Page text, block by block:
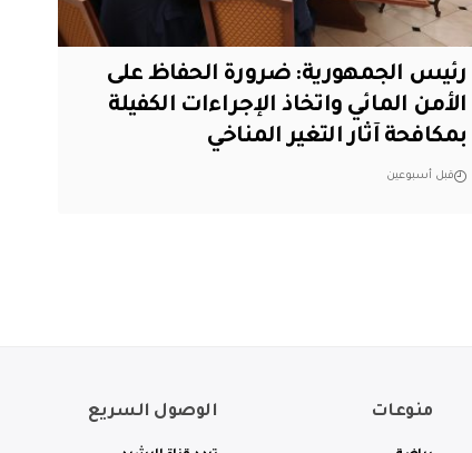
رئيس الجمهورية: ضرورة الحفاظ على
الأمن المائي واتخاذ الإجراءات الكفيلة
بمكافحة آثار التغير المناخي
قبل أسبوعين
منوعات الوصول السريع